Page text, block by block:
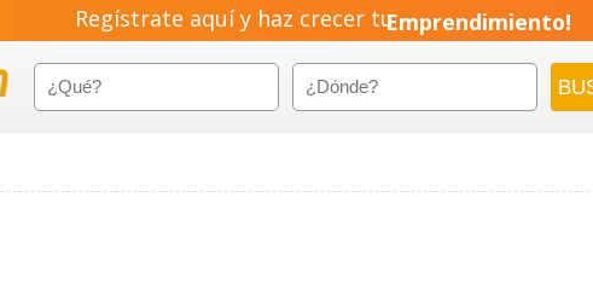
Regístrate aquí y haz crecer tuEmprendimiento!